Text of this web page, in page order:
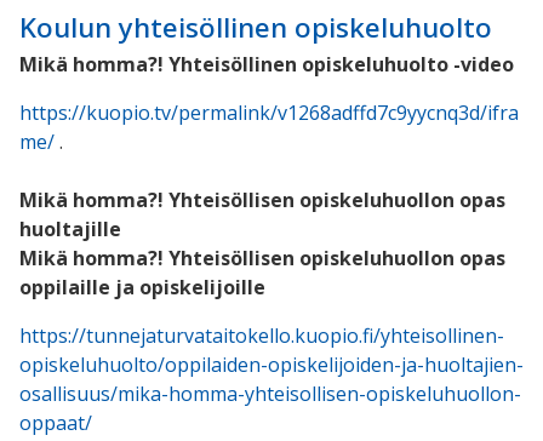
Koulun yhteisöllinen opiskeluhuolto
Mikä homma?! Yhteisöllinen opiskeluhuolto -video
https://kuopio.tv/permalink/v1268adffd7c9yycnq3d/ifra
me/.
Mikä homma?! Yhteisöllisen opiskeluhuollon opas
huoltajille
Mikä homma?! Yhteisöllisen opiskeluhuollon opas
oppilaille ja opiskelijoille
https://tunnejaturvataitokello.kuopio.fi/yhteisollinen-
opiskeluhuolto/oppilaiden-opiskelijoiden-ja-huoltajien-
osallisuus/mika-homma-yhteisollisen-opiskeluhuollon-
oppaat/